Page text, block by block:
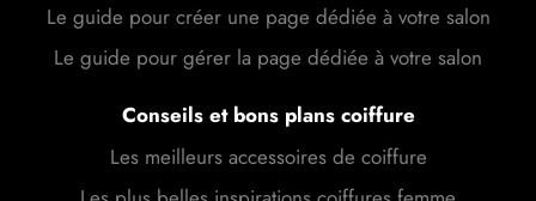
Le guide pour créer une page dédiée à votre salon
Le guide pour gérer la page dédiée à votre salon
Conseils et bons plans coiffure
Les meilleurs accessoires de coiffure